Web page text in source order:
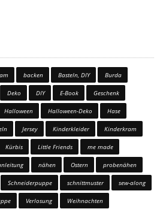
backen Basteln, DIY Burda
Deko DIY E-Book Geschenk
Halloween Halloween-Deko Hase
Jersey Kinderkleider Kinderkram
Kürbis Little Friends me made
nähen Ostern probenähen
Schneiderpuppe schnittmuster sew-along
Verlosung Weihnachten